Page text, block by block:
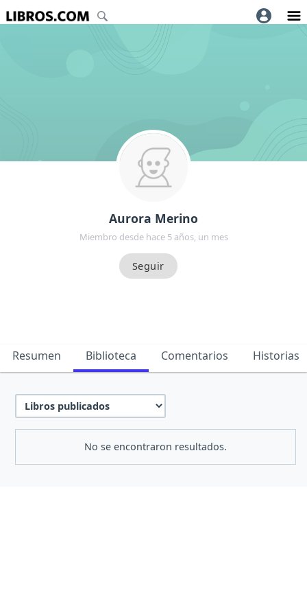
Aurora Merino
Miembro desde hace 5 años, un mes
Resumen Biblioteca Comentarios Historias
No se encontraron resultados.